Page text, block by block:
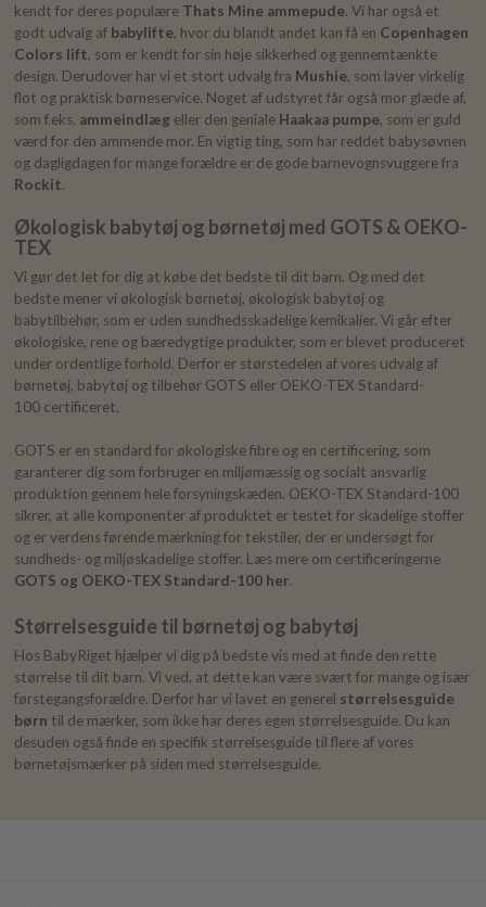
kendt for deres populære Thats Mine ammepude. Vi har også et
godt udvalg af babylifte, hvor du blandt andet kan få en Copenhagen
Colors lift, som er kendt for sin høje sikkerhed og gennemtænkte
design. Derudover har vi et stort udvalg fra Mushie, som laver virkelig
flot og praktisk børneservice. Noget af udstyret får også mor glæde af,
som f.eks. ammeindlæg eller den geniale Haakaa pumpe, som er guld
værd for den ammende mor. En vigtig ting, som har reddet babysøvnen
og dagligdagen for mange forældre er de gode barnevognsvuggere fra
Rockit.
Økologisk babytøj og børnetøj med GOTS & OEKO-
TEX
Vi gør det let for dig at købe det bedste til dit barn. Og med det
bedste mener vi økologisk børnetøj, økologisk babytøj og
babytilbehør, som er uden sundhedsskadelige kemikalier. Vi går efter
økologiske, rene og bæredygtige produkter, som er blevet produceret
under ordentlige forhold. Derfor er størstedelen af vores udvalg af
børnetøj, babytøj og tilbehør GOTS eller OEKO-TEX Standard-
100 certificeret.
GOTS er en standard for økologiske fibre og en certificering, som
garanterer dig som forbruger en miljømæssig og socialt ansvarlig
produktion gennem hele forsyningskæden. OEKO-TEX Standard-100
sikrer, at alle komponenter af produktet er testet for skadelige stoffer
og er verdens førende mærkning for tekstiler, der er undersøgt for
sundheds- og miljøskadelige stoffer. Læs mere om certificeringerne
GOTS og OEKO-TEX Standard-100 her.
Størrelsesguide til børnetøj og babytøj
Hos BabyRiget hjælper vi dig på bedste vis med at finde den rette
størrelse til dit barn. Vi ved, at dette kan være svært for mange og især
førstegangsforældre. Derfor har vi lavet en generel størrelsesguide
børn til de mærker, som ikke har deres egen størrelsesguide. Du kan
desuden også finde en specifik størrelsesguide til flere af vores
børnetøjsmærker på siden med størrelsesguide.